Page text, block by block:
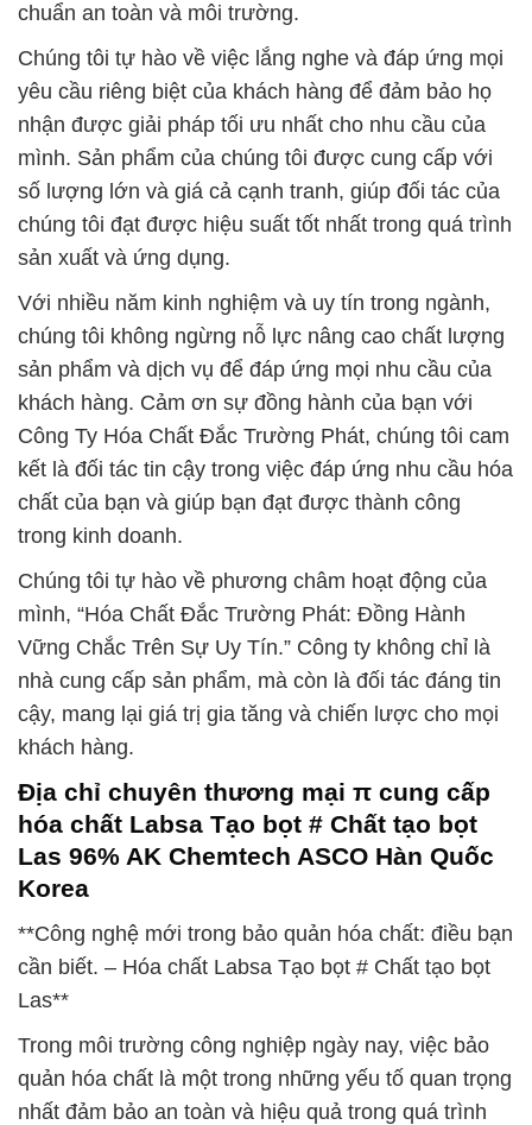
chuẩn an toàn và môi trường.
Chúng tôi tự hào về việc lắng nghe và đáp ứng mọi
yêu cầu riêng biệt của khách hàng để đảm bảo họ
nhận được giải pháp tối ưu nhất cho nhu cầu của
mình. Sản phẩm của chúng tôi được cung cấp với
số lượng lớn và giá cả cạnh tranh, giúp đối tác của
chúng tôi đạt được hiệu suất tốt nhất trong quá trình
sản xuất và ứng dụng.
Với nhiều năm kinh nghiệm và uy tín trong ngành,
chúng tôi không ngừng nỗ lực nâng cao chất lượng
sản phẩm và dịch vụ để đáp ứng mọi nhu cầu của
khách hàng. Cảm ơn sự đồng hành của bạn với
Công Ty Hóa Chất Đắc Trường Phát, chúng tôi cam
kết là đối tác tin cậy trong việc đáp ứng nhu cầu hóa
chất của bạn và giúp bạn đạt được thành công
trong kinh doanh.
Chúng tôi tự hào về phương châm hoạt động của
mình, “Hóa Chất Đắc Trường Phát: Đồng Hành
Vững Chắc Trên Sự Uy Tín.” Công ty không chỉ là
nhà cung cấp sản phẩm, mà còn là đối tác đáng tin
cậy, mang lại giá trị gia tăng và chiến lược cho mọi
khách hàng.
Địa chỉ chuyên thương mại π cung cấp
hóa chất Labsa Tạo bọt # Chất tạo bọt
Las 96% AK Chemtech ASCO Hàn Quốc
Korea
**Công nghệ mới trong bảo quản hóa chất: điều bạn
cần biết. – Hóa chất Labsa Tạo bọt # Chất tạo bọt
Las**
Trong môi trường công nghiệp ngày nay, việc bảo
quản hóa chất là một trong những yếu tố quan trọng
nhất đảm bảo an toàn và hiệu quả trong quá trình